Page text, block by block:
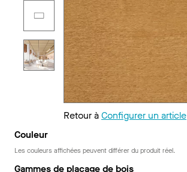
Retour àConfigurer un article
Couleur
Les couleurs affichées peuvent différer du produit réel.
Gammes de placage de bois